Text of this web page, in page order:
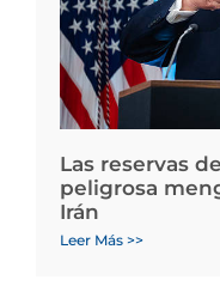
Las reservas
peligrosa
Irán
Leer Más >>